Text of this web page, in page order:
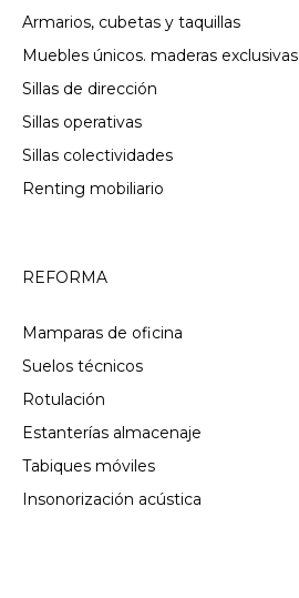
Armarios, cubetas y taquillas
Muebles únicos. maderas exclusivas
Sillas de dirección
Sillas operativas
Sillas colectividades
Renting mobiliario
REFORMA
Mamparas de oficina
Suelos técnicos
Rotulación
Estanterías almacenaje
Tabiques móviles
Insonorización acústica